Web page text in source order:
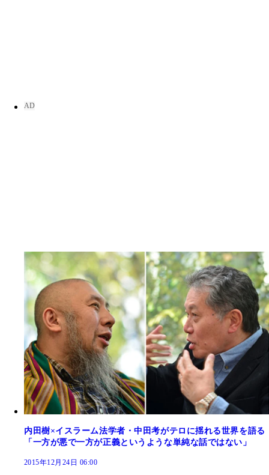
内田樹×イスラーム法学者・中田考がテロに揺れる世界を語る
「一方が悪で一方が正義というような単純な話ではない」
2015年12月24日 06:00